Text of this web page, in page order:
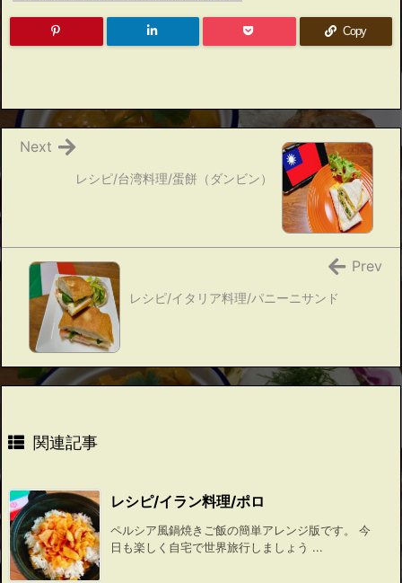
Copy
レシピ/台湾料理/蛋餅（ダンビン）
Next
レシピ/イタリア料理/パニーニサンド
Prev
関連記事
レシピ/イラン料理/ポロ
ペルシア風鍋焼きご飯の簡単アレンジ版です。 今
日も楽しく自宅で世界旅行しましょう ...